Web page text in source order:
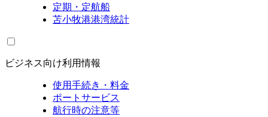
定期・定航船
苫小牧港港湾統計
ビジネス向け利用情報
使用手続き・料金
ポートサービス
航行時の注意等